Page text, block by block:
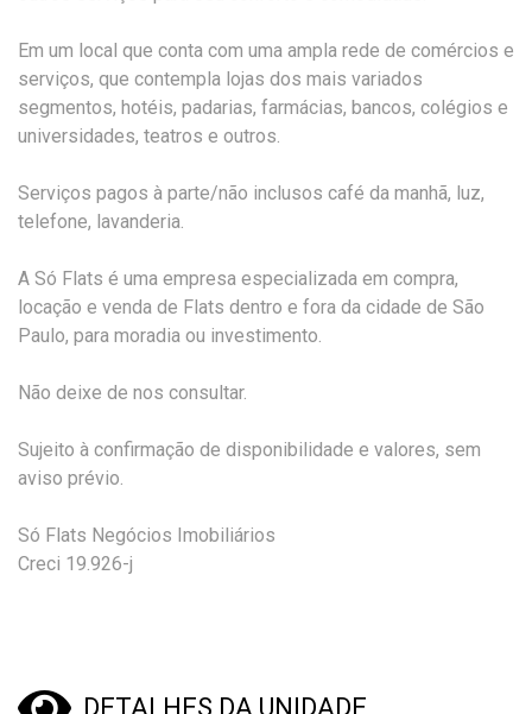
Em um local que conta com uma ampla rede de comércios e
serviços, que contempla lojas dos mais variados
segmentos, hotéis, padarias, farmácias, bancos, colégios e
universidades, teatros e outros.
Serviços pagos à parte/não inclusos café da manhã, luz,
telefone, lavanderia.
A Só Flats é uma empresa especializada em compra,
locação e venda de Flats dentro e fora da cidade de São
Paulo, para moradia ou investimento.
Não deixe de nos consultar.
Sujeito à confirmação de disponibilidade e valores, sem
aviso prévio.
Só Flats Negócios Imobiliários
Creci 19.926-j
DETALHES DA UNIDADE